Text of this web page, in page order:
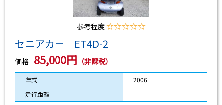
参考程度☆☆☆☆☆
セニアカー ET4D-2
価格 85,000円 （非課税）
年式
2006
走行距離
-